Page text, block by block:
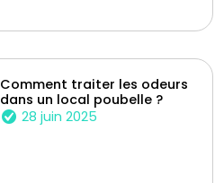
Comment traiter les odeurs
dans un local poubelle ?
28 juin 2025